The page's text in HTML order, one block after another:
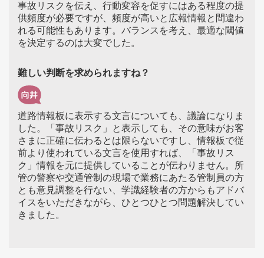
事故リスクを伝え、行動変容を促すにはある程度の提
供頻度が必要ですが、頻度が高いと広報情報と間違わ
れる可能性もあります。バランスを考え、最適な閾値
を決定するのは大変でした。
難しい判断を求められますね？
道路情報板に表示する文言についても、議論になりま
した。「事故リスク」と表示しても、その意味がお客
さまに正確に伝わるとは限らないですし、情報板で従
前より使われている文言を使用すれば、「事故リス
ク」情報を元に提供していることが伝わりません。所
管の警察や交通管制の現場で業務にあたる管制員の方
とも意見調整を行ない、学識経験者の方からもアドバ
イスをいただきながら、ひとつひとつ問題解決してい
きました。